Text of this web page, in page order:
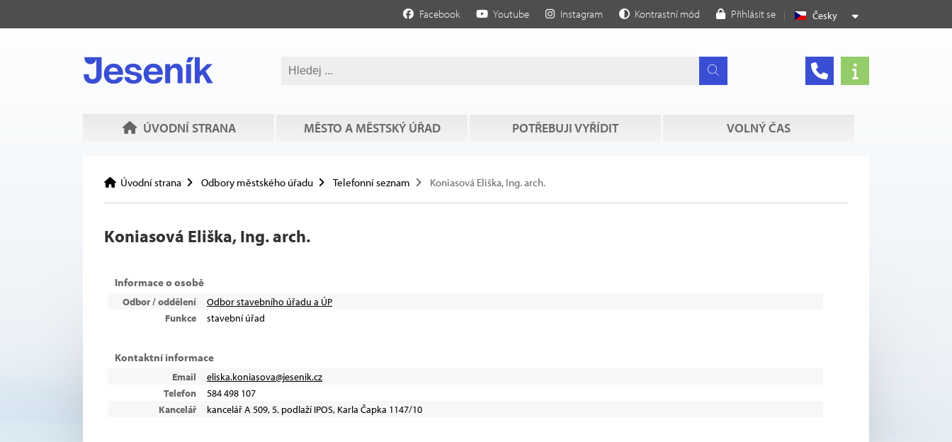
Česky
Facebook Youtube Instagram Kontrastní mód Přihlásit se
ÚVODNÍ STRANA MĚSTO A MĚSTSKÝ ÚŘAD POTŘEBUJI VYŘÍDIT VOLNÝ ČAS
Úvodní strana Odbory městského úřadu Telefonní seznam Koniasová Eliška, Ing. arch.
Koniasová Eliška, Ing. arch.
Informace o osobě
Odbor / oddělení
Odbor stavebního úřadu a ÚP
Funkce
stavební úřad
Kontaktní informace
Email
eliska.koniasova@jesenik.cz
Telefon
584 498 107
Kancelář
kancelář A 509, 5. podlaží IPOS, Karla Čapka 1147/10